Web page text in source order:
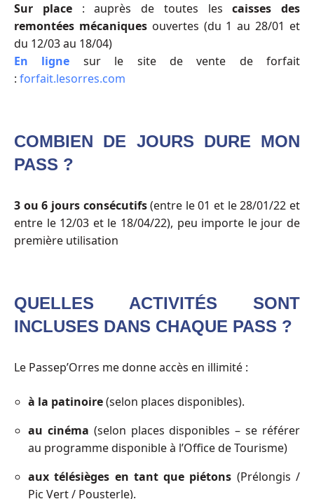
Sur place: auprès de toutes lescaisses des
remontées mécaniquesouvertes (du 1 au 28/01 et
du 12/03 au 18/04)
En ligne sur le site de vente de forfait
: forfait.lesorres.com
COMBIEN DE JOURS DURE MON
PASS ?
3 ou 6 jours consécutifs(entre le 01 et le 28/01/22 et
entre le 12/03 et le 18/04/22), peu importe le jour de
première utilisation
QUELLES ACTIVITÉS SONT
INCLUSES DANS CHAQUE PASS ?
Le Passep’Orres me donne accès en illimité :
à la patinoire(selon places disponibles).
au cinéma (selon places disponibles – se référer
au programme disponible à l’Office de Tourisme)
auxtélésièges en tant que piétons (Prélongis /
Pic Vert / Pousterle).